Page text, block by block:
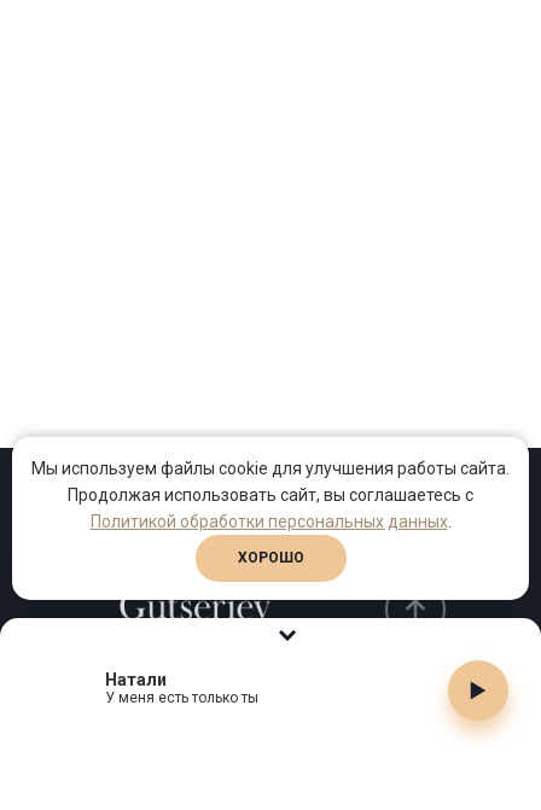
Натали
У меня есть только ты
Проекты Песни Клипы
Телефон:+7 (495) 909-99-40
Мы используем файлы cookie для улучшения работы сайта.
Продолжая использовать сайт, вы соглашаетесь с
Политикой обработки персональных данных.
ХОРОШО